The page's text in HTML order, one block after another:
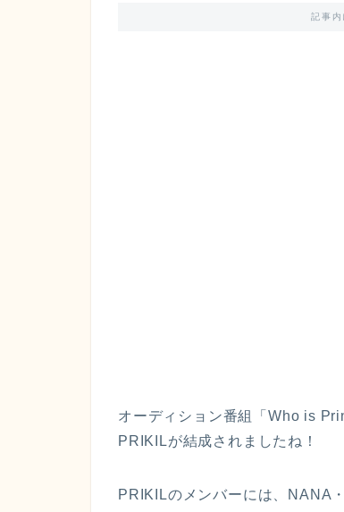
記事
オーディション番組「Who is
PRIKILが結成されましたね！
PRIKILのメンバーには、NANA